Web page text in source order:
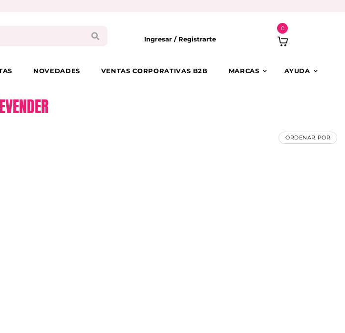
Ingresar / Registrarte
0
NOVEDADES VENTAS CORPORATIVAS B2B MARCAS AYUDA
ORDENAR POR